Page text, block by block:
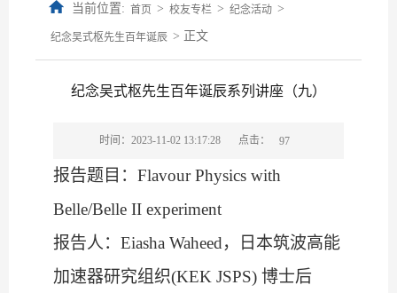
当前位置: 首页 > 校友专栏 > 纪念活动 >
纪念吴式枢先生百年诞辰 > 正文
纪念吴式枢先生百年诞辰系列讲座（九）
时间：2023-11-02 13:17:28 点击： 97
报告题目： Flavour Physics with
Belle/Belle II experiment
报告人： Eiasha Waheed，日本筑波高能
加速器研究组织(KEK JSPS) 博士后